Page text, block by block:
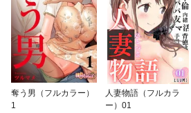
奪う男（フルカラー）
1
人妻物語（フルカラ
ー）01